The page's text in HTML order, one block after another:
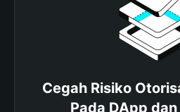
Cegah Risiko
Pada DApp